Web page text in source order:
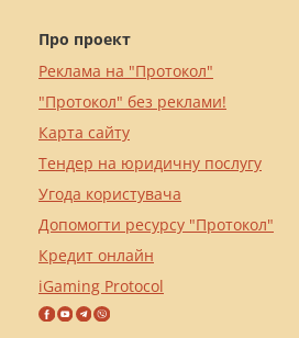
Про проект
Реклама на "Протокол"
"Протокол" без реклами!
Карта сайту
Тендер на юридичну послугу
Угода користувача
Допомогти ресурсу "Протокол"
Кредит онлайн
iGaming Protocol